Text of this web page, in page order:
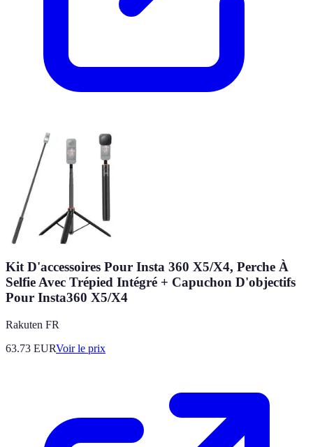
Kit D'accessoires Pour Insta 360 X5/X4, Perche À
Selfie Avec Trépied Intégré + Capuchon D'objectifs
Pour Insta360 X5/X4
Rakuten FR
63.73 EURVoir le prix